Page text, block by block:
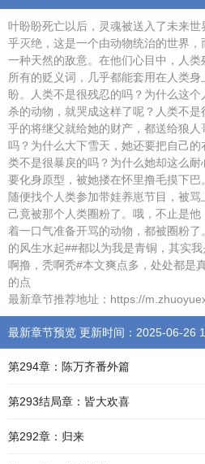
叶盼盼死亡以后，灵魂被送入了未来
乎灭绝，这是一个由动物统治的世界
一种天然的敌意。在他们心目中，人
所有的贬义词，几乎都能套用在人类
盼。人类不是很残忍的吗？为什么这
杀的动物，就哭成这样了呢？人类不
乎的将继父就给她的财产，都送给狼
吗？为什么大下雪天，她还要把自己
类不是很暴戾的吗？为什么她却这么
要化身原型，被她搂在怀里撸毛摸下
随便找个人类参加带娃养崽节目，被
己竟被那个人类圈粉了。哦，不止是
着一口气准备开骂的动物，都被圈粉
的风生水起##都以为我是青铜，其实
啊撸，秃啊秃#本文爽点多，处处都是
的点
最新章节推荐地址：https://
最新章节预览 更新时间：2025-06-26
第294章：陈万齐番外篇
第293结局章：皆大欢喜
第292章：归来